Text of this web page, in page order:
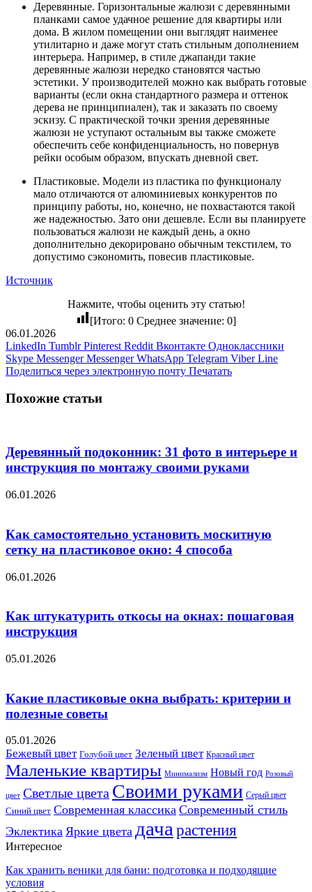
Деревянные. Горизонтальные жалюзи с деревянными
планками самое удачное решение для квартиры или
дома. В жилом помещении они выглядят наименее
утилитарно и даже могут стать стильным дополнением
интерьера. Например, в стиле джапанди такие
деревянные жалюзи нередко становятся частью
эстетики. У производителей можно как выбрать готовые
варианты (если окна стандартного размера и оттенок
дерева не принципиален), так и заказать по своему
эскизу. С практической точки зрения деревянные
жалюзи не уступают остальным вы также сможете
обеспечить себе конфиденциальность, но повернув
рейки особым образом, впускать дневной свет.
Пластиковые. Модели из пластика по функционалу
мало отличаются от алюминиевых конкурентов по
принципу работы, но, конечно, не похвастаются такой
же надежностью. Зато они дешевле. Если вы планируете
пользоваться жалюзи не каждый день, а окно
дополнительно декорировано обычным текстилем, то
допустимо сэкономить, повесив пластиковые.
Источник
Нажмите, чтобы оценить эту статью!
[Итого: 0 Среднее значение: 0]
06.01.2026
LinkedIn Tumblr Pinterest Reddit Вконтакте Одноклассники
Skype Messenger Messenger WhatsApp Telegram Viber Line
Поделиться через электронную почту Печатать
Похожие статьи
Деревянный подоконник: 31 фото в интерьере и
инструкция по монтажу своими руками
06.01.2026
Как самостоятельно установить москитную
сетку на пластиковое окно: 4 способа
06.01.2026
Как штукатурить откосы на окнах: пошаговая
инструкция
05.01.2026
Какие пластиковые окна выбрать: критерии и
полезные советы
05.01.2026
Бежевый цвет Голубой цвет Зеленый цвет Красный цвет
Маленькие квартиры Минимализм Новый год Розовый
цвет Светлые цвета Своими руками Серый цвет
Синий цвет Современная классика Современный стиль
Эклектика Яркие цвета дачарастения
Интересное
Как хранить веники для бани: подготовка и подходящие
условия